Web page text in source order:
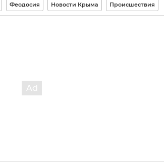
Феодосия Новости Крыма Происшествия